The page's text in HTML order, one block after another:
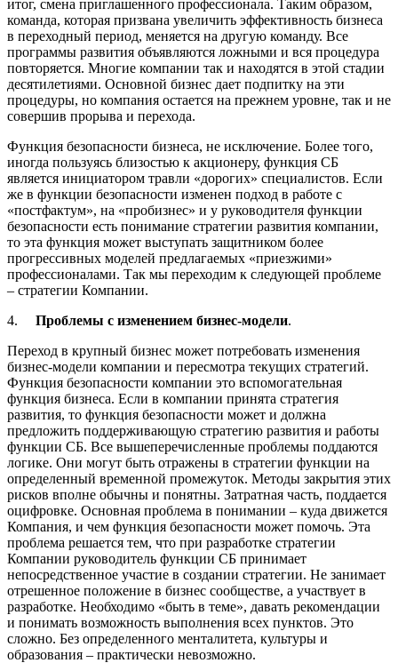
итог, смена приглашенного профессионала. Таким образом,
команда, которая призвана увеличить эффективность бизнеса
в переходный период, меняется на другую команду. Все
программы развития объявляются ложными и вся процедура
повторяется. Многие компании так и находятся в этой стадии
десятилетиями. Основной бизнес дает подпитку на эти
процедуры, но компания остается на прежнем уровне, так и не
совершив прорыва и перехода.
Функция безопасности бизнеса, не исключение. Более того,
иногда пользуясь близостью к акционеру, функция СБ
является инициатором травли «дорогих» специалистов. Если
же в функции безопасности изменен подход в работе с
«постфактум», на «пробизнес» и у руководителя функции
безопасности есть понимание стратегии развития компании,
то эта функция может выступать защитником более
прогрессивных моделей предлагаемых «приезжими»
профессионалами. Так мы переходим к следующей проблеме
– стратегии Компании.
4. Проблемы с изменением бизнес-модели.
Переход в крупный бизнес может потребовать изменения
бизнес-модели компании и пересмотра текущих стратегий.
Функция безопасности компании это вспомогательная
функция бизнеса. Если в компании принята стратегия
развития, то функция безопасности может и должна
предложить поддерживающую стратегию развития и работы
функции СБ. Все вышеперечисленные проблемы поддаются
логике. Они могут быть отражены в стратегии функции на
определенный временной промежуток. Методы закрытия этих
рисков вполне обычны и понятны. Затратная часть, поддается
оцифровке. Основная проблема в понимании – куда движется
Компания, и чем функция безопасности может помочь. Эта
проблема решается тем, что при разработке стратегии
Компании руководитель функции СБ принимает
непосредственное участие в создании стратегии. Не занимает
отрешенное положение в бизнес сообществе, а участвует в
разработке. Необходимо «быть в теме», давать рекомендации
и понимать возможность выполнения всех пунктов. Это
сложно. Без определенного менталитета, культуры и
образования – практически невозможно.